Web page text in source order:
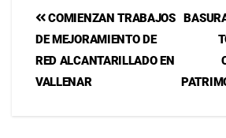
COMIENZAN TRABAJOS
DE MEJORAMIENTO DE
RED ALCANTARILLADO EN
VALLENAR